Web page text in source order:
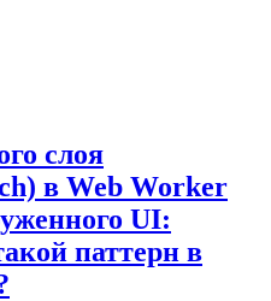
слоя
в Web Worker
UI:
паттерн в